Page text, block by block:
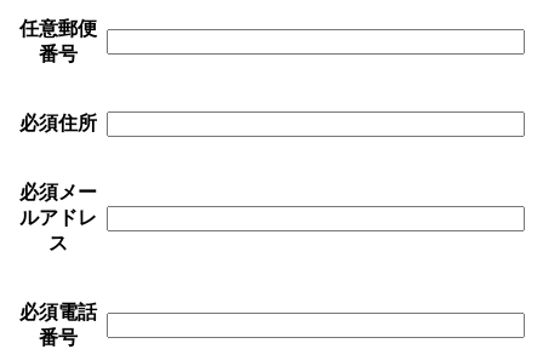
任意郵便
番号
必須住所
必須メー
ルアドレ
ス
必須電話
番号